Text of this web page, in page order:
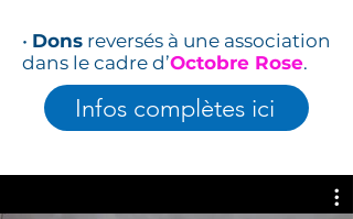
• Dons reversés à une association
dans le cadre d’Octobre Rose.
Infos complètes ici